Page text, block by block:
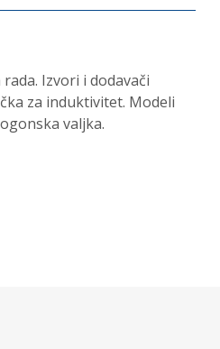
Izvori i dodavači
za induktivitet. Modeli
valjka.